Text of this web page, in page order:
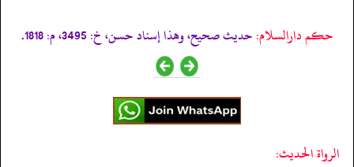
حکم دارالسلام:حديث صحيح، وهذا إسناد حسن، خ: 3495، م: 1818.
الرواة الحديث: